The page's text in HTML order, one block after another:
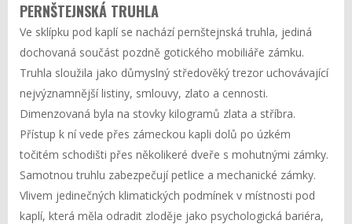
PERNŠTEJNSKÁ TRUHLA
Ve sklípku pod kaplí se nachází pernštejnská truhla, jediná
dochovaná součást pozdně gotického mobiliáře zámku.
Truhla sloužila jako důmyslný středověký trezor uchovávající
nejvýznamnější listiny, smlouvy, zlato a cennosti.
Dimenzovaná byla na stovky kilogramů zlata a stříbra.
Přístup k ní vede přes zámeckou kapli dolů po úzkém
točitém schodišti přes několikeré dveře s mohutnými zámky.
Samotnou truhlu zabezpečují petlice a mechanické zámky.
Vlivem jedinečných klimatických podmínek v místnosti pod
kaplí, která měla odradit zloděje jako psychologická bariéra,